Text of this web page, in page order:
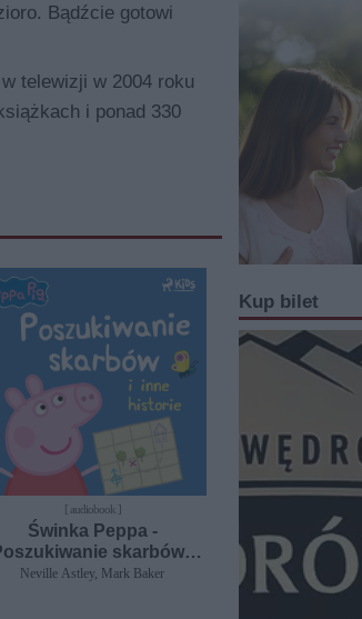
Bądźcie gotowi
telewizji w 2004 roku
i ponad 330
[ audiobook ]
Świnka Peppa -
skarbów i
inne historie
Neville Astley, Mark Baker
Kup bilet